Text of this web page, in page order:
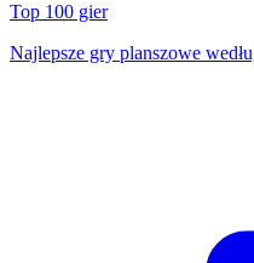
Top 100 gier
Najlepsze gry planszowe